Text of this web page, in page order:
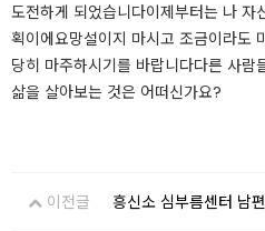
도전하게 되었습니다이제부터는 나
획이에요망설이지 마시고 조금이라도
당히 마주하시기를 바랍니다다른 사람
삶을 살아보는 것은 어떠신가요?​​​​​​
이전글 흥신소 심부름센터 남